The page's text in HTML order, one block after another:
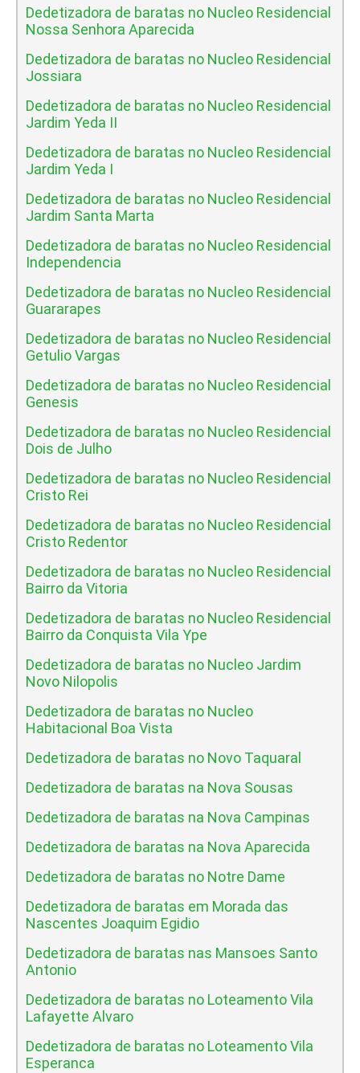
Dedetizadora de baratas no Nucleo Residencial
Nossa Senhora Aparecida
Dedetizadora de baratas no Nucleo Residencial
Jossiara
Dedetizadora de baratas no Nucleo Residencial
Jardim Yeda II
Dedetizadora de baratas no Nucleo Residencial
Jardim Yeda I
Dedetizadora de baratas no Nucleo Residencial
Jardim Santa Marta
Dedetizadora de baratas no Nucleo Residencial
Independencia
Dedetizadora de baratas no Nucleo Residencial
Guararapes
Dedetizadora de baratas no Nucleo Residencial
Getulio Vargas
Dedetizadora de baratas no Nucleo Residencial
Genesis
Dedetizadora de baratas no Nucleo Residencial
Dois de Julho
Dedetizadora de baratas no Nucleo Residencial
Cristo Rei
Dedetizadora de baratas no Nucleo Residencial
Cristo Redentor
Dedetizadora de baratas no Nucleo Residencial
Bairro da Vitoria
Dedetizadora de baratas no Nucleo Residencial
Bairro da Conquista Vila Ype
Dedetizadora de baratas no Nucleo Jardim
Novo Nilopolis
Dedetizadora de baratas no Nucleo
Habitacional Boa Vista
Dedetizadora de baratas no Novo Taquaral
Dedetizadora de baratas na Nova Sousas
Dedetizadora de baratas na Nova Campinas
Dedetizadora de baratas na Nova Aparecida
Dedetizadora de baratas no Notre Dame
Dedetizadora de baratas em Morada das
Nascentes Joaquim Egidio
Dedetizadora de baratas nas Mansoes Santo
Antonio
Dedetizadora de baratas no Loteamento Vila
Lafayette Alvaro
Dedetizadora de baratas no Loteamento Vila
Esperanca